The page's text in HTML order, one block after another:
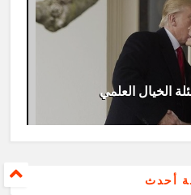
الخيال العلمي
أحدث